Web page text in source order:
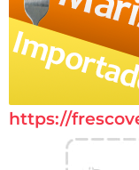
https://